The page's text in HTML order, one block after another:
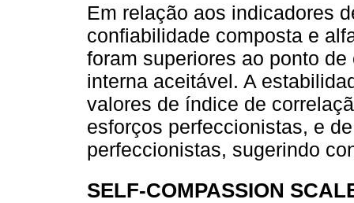
Em relação aos indicadores
confiabilidade composta e
foram superiores ao ponto
interna aceitável. A
valores de índice de
esforços perfeccionistas, e
perfeccionistas, sugerindo
SELF-COMPASSION